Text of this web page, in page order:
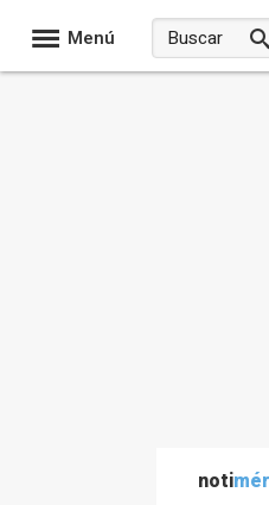
Menú
noti